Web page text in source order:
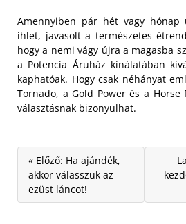
Amennyiben pár hét vagy
ihlet, javasolt a természetes
hogy a nemi vágy újra a magasba
a Potencia Áruház kínálatában
kaphatóak. Hogy csak néhányat
Tornado, a Gold Power és a Horse
választásnak bizonyulhat.
« Előző: Ha ajándék,
akkor válasszuk az
ezüst láncot!